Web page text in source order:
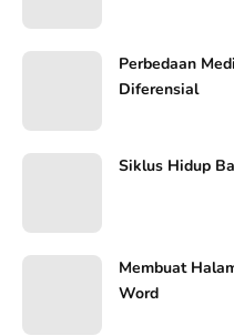
Perbedaan
Diferensial
Siklus Hidup
Membuat
Word